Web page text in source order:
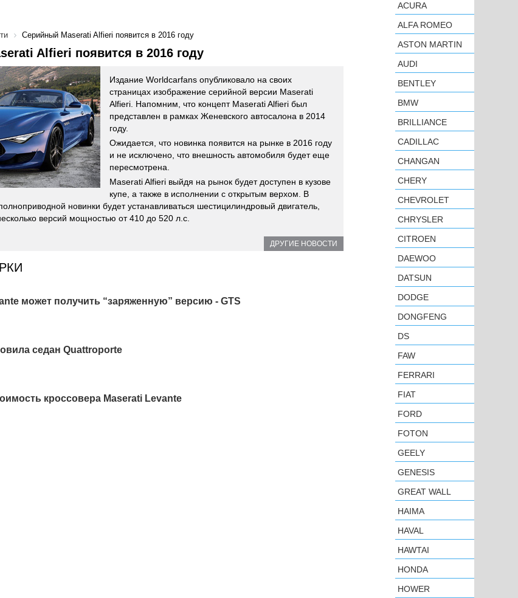
Серийный Maserati Alfieri появится в 2016 году
Alfieri появится в 2016 году
Издание Worldcarfans опубликовало на своих
страницах изображение серийной версии Maserati
Alfieri. Напомним, что концепт Maserati Alfieri был
представлен в рамках Женевского автосалона в 2014
году.
Ожидается, что новинка появится на рынке в 2016 году
и не исключено, что внешность автомобиля будет еще
пересмотрена.
Maserati Alfieri выйдя на рынок будет доступен в кузове
купе, а также в исполнении с открытым верхом. В
новинки будет устанавливаться шестицилиндровый двигатель,
версий мощностью от 410 до 520 л.с.
ДРУГИЕ НОВОСТИ
может получить “заряженную” версию - GTS
седан Quattroporte
кроссовера Maserati Levante
ACURA
ALFA ROMEO
ASTON MARTIN
AUDI
BENTLEY
BMW
BRILLIANCE
CADILLAC
CHANGAN
CHERY
CHEVROLET
CHRYSLER
CITROEN
DAEWOO
DATSUN
DODGE
DONGFENG
DS
FAW
FERRARI
FIAT
FORD
FOTON
GEELY
GENESIS
GREAT WALL
HAIMA
HAVAL
HAWTAI
HONDA
HOWER